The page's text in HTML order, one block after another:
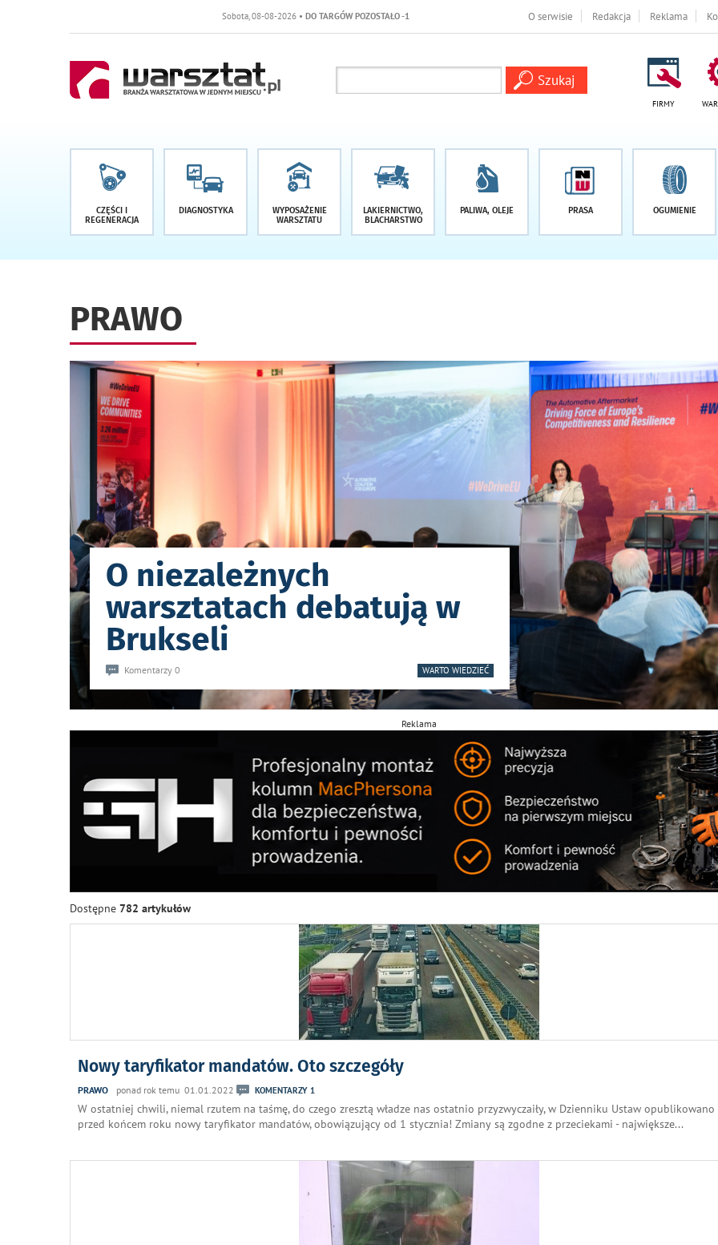
Sobota, 08-08-2026• DO TARGÓW POZOSTAŁO -1 DNI O serwisie Redakcja Reklama
FIRMY
CZĘŚCI I
REGENERACJA
DIAGNOSTYKA
WYPOSAŻENIE
WARSZTATU
LAKIERNICTWO,
BLACHARSTWO
PALIWA, OLEJE PRASA OGUMIENIE
PRAWO
O niezależnych
warsztatach debatują w
Brukseli
Komentarzy 0 WARTO WIEDZIEĆ
Reklama
Dostępne 782 artykułów
Nowy taryfikator mandatów. Oto szczegóły
PRAWO ponad rok temu 01.01.2022 KOMENTARZY 1
W ostatniej chwili, niemal rzutem na taśmę, do czego zresztą władze nas ostatnio przyzwyczaiły, w Dzienniku Ustaw
przed końcem roku nowy taryfikator mandatów, obowiązujący od 1 stycznia! Zmiany są zgodne z przeciekami - największe...